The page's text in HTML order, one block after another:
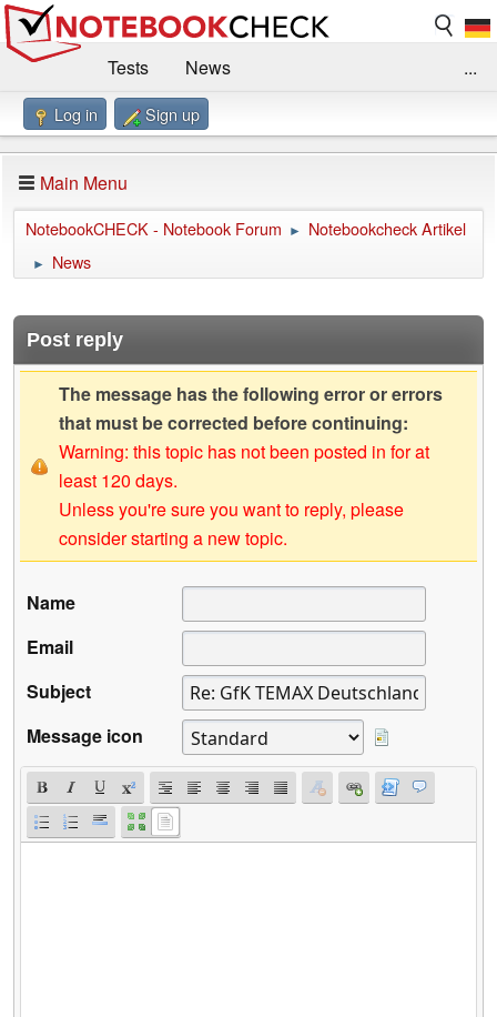
Tests
News
Benchmarks / Technik
Forum
Impressum
...
Log in Sign up
Main Menu
NotebookCHECK - Notebook Forum ► Notebookcheck Artikel
► News
Post reply
The message has the following error or errors
that must be corrected before continuing:
Warning: this topic has not been posted in for at
least 120 days.
Unless you're sure you want to reply, please
consider starting a new topic.
Name
Email
Subject
Message icon